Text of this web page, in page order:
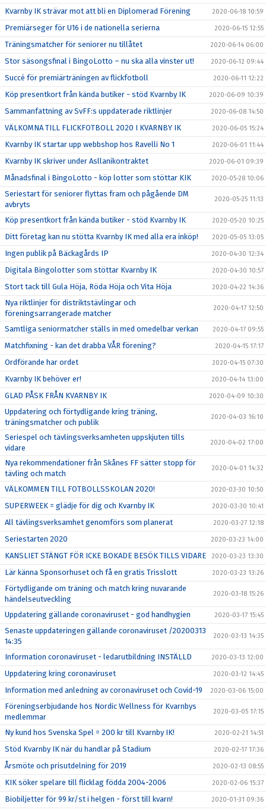
Kvarnby IK strävar mot att bli en Diplomerad Förening 2020-06-18 10:59
Premiärseger för U16 i de nationella serierna 2020-06-15 12:55
Träningsmatcher för seniorer nu tillåtet 2020-06-14 06:00
Stor säsongsfinal i BingoLotto – nu ska alla vinster ut! 2020-06-12 09:44
Succé för premiärträningen av flickfotboll 2020-06-11 12:22
Köp presentkort från kända butiker - stöd Kvarnby IK 2020-06-09 10:39
Sammanfattning av SvFF:s uppdaterade riktlinjer 2020-06-08 14:50
VÄLKOMNA TILL FLICKFOTBOLL 2020 I KVARNBY IK 2020-06-05 15:24
Kvarnby IK startar upp webbshop hos Ravelli No 1 2020-06-01 11:44
Kvarnby IK skriver under Asllanikontraktet 2020-06-01 09:39
Månadsfinal i BingoLotto - köp lotter som stöttar KIK 2020-05-28 10:06
Seriestart för seniorer flyttas fram och pågående DM
avbryts
2020-05-25 11:13
Köp presentkort från kända butiker - stöd Kvarnby IK 2020-05-20 10:25
Ditt företag kan nu stötta Kvarnby IK med alla era inköp! 2020-05-05 13:05
Ingen publik på Bäckagårds IP 2020-04-30 12:34
Digitala Bingolotter som stöttar Kvarnby IK 2020-04-30 10:57
Stort tack till Gula Höja, Röda Höja och Vita Höja 2020-04-22 14:36
Nya riktlinjer för distriktstävlingar och
föreningsarrangerade matcher
2020-04-17 12:50
Samtliga seniormatcher ställs in med omedelbar verkan 2020-04-17 09:55
Matchfixning - kan det drabba VÅR förening? 2020-04-15 17:17
Ordförande har ordet 2020-04-15 07:30
Kvarnby IK behöver er! 2020-04-14 13:00
GLAD PÅSK FRÅN KVARNBY IK 2020-04-09 10:30
Uppdatering och förtydligande kring träning,
träningsmatcher och publik
2020-04-03 16:10
Seriespel och tävlingsverksamheten uppskjuten tills
vidare
2020-04-02 17:00
Nya rekommendationer från Skånes FF sätter stopp för
tävling och match
2020-04-01 14:32
VÄLKOMMEN TILL FOTBOLLSSKOLAN 2020! 2020-03-30 10:50
SUPERWEEK = glädje för dig och Kvarnby IK 2020-03-30 10:41
All tävlingsverksamhet genomförs som planerat 2020-03-27 12:18
Seriestarten 2020 2020-03-23 14:00
KANSLIET STÄNGT FÖR ICKE BOKADE BESÖK TILLS VIDARE 2020-03-23 13:30
Lär känna Sponsorhuset och få en gratis Trisslott 2020-03-23 13:26
Förtydligande om träning och match kring nuvarande
händelseutveckling
2020-03-18 15:26
Uppdatering gällande coronaviruset - god handhygien 2020-03-17 15:45
Senaste uppdateringen gällande coronaviruset /20200313
14:35
2020-03-13 14:35
Information coronaviruset - ledarutbildning INSTÄLLD 2020-03-13 12:00
Uppdatering kring coronaviruset 2020-03-12 14:45
Information med anledning av coronaviruset och Covid-19 2020-03-06 15:00
Föreningserbjudande hos Nordic Wellness för Kvarnbys
medlemmar
2020-03-05 17:15
Ny kund hos Svenska Spel = 200 kr till Kvarnby IK! 2020-02-21 14:51
Stöd Kvarnby IK när du handlar på Stadium 2020-02-17 17:36
Årsmöte och prisutdelning för 2019 2020-02-13 08:55
KIK söker spelare till flicklag födda 2004-2006 2020-02-06 15:37
Biobiljetter för 99 kr/st i helgen - först till kvarn! 2020-01-31 09:36